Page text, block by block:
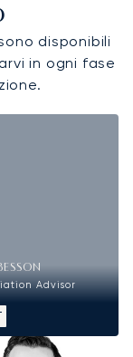
disponibili
in ogni fase
Advisor